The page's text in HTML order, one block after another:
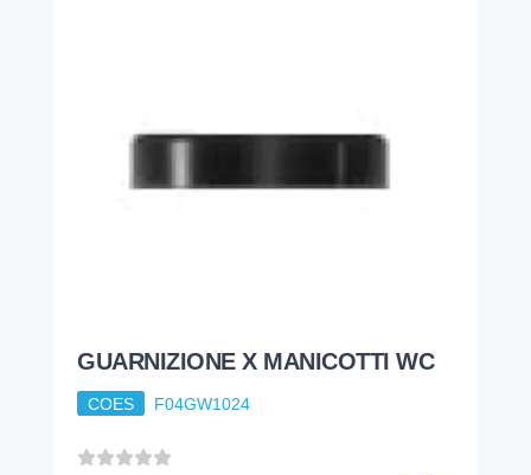
GUARNIZIONE X MANICOTTI WC
COES F04GW1024